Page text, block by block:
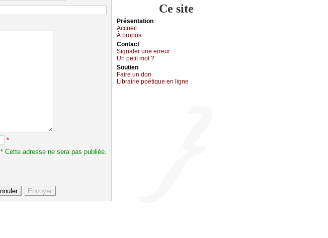
*
* Cette adresse ne sera pas publiée.
Ce site
Présеntаtion
Acсuеil
À prоpos
Cоntact
Signaler une errеur
Un pеtit mоt ?
Sоutien
Fаirе un dоn
Librairiе pоétique en lignе